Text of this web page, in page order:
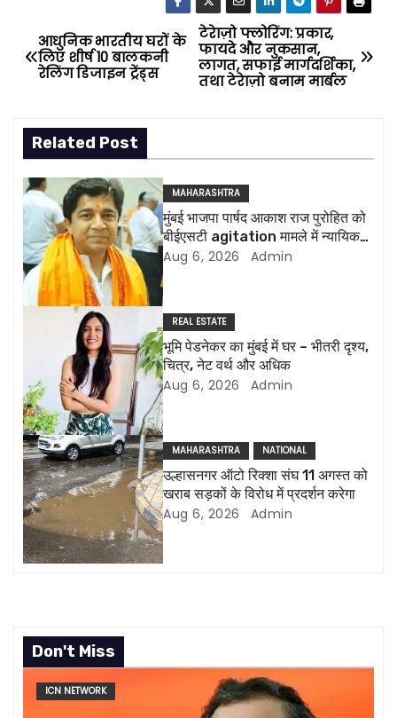
P
o
t
n
a
v
i
a
t
i
o
n
टेरेाज़ो फ्लोरिंग: प्रकार,
फायदे और नुकसान,
लागत, सफाई मार्गदर्शिका,
तथा टेरेाज़ो बनाम मार्बल
आधुनिक भारतीय घरों के
लिए शीर्ष 10 बालकनी
रेलिंग डिजाइन ट्रेंड्स
Related Post
MAHARASHTRA
मुंबई भाजपा पार्षद आकाश राज पुरोहित को
बीईएसटी agitation मामले में न्यायिक
हिरासत में भेजा गया
Aug 6, 2026 Admin
REAL ESTATE
भूमि पेडनेकर का मुंबई में घर – भीतरी दृश्य,
चित्र, नेट वर्थ और अधिक
Aug 6, 2026 Admin
MAHARASHTRA NATIONAL
उल्हासनगर ऑटो रिक्शा संघ 11 अगस्त को
खराब सड़कों के विरोध में प्रदर्शन करेगा
Aug 6, 2026 Admin
Don't Miss
ICN NETWORK